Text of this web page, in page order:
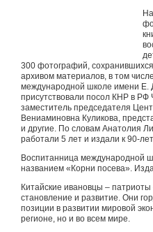
300 фотографий,
архивом материалов, в том
международной школе имени Е.
присутствовали посол КНР в
заместитель председателя
Вениаминовна Куликова,
и другие. По словам Анатолия
работали 5 лет и издали к 90-
Воспитанница международной
названием «Корни посева».
Китайские ивановцы –
становление и развитие. Они
позиции в развитии мировой
регионе, но и во всем мире.